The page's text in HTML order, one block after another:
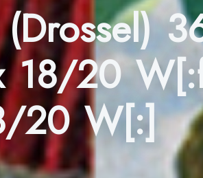
(Drossel)
18/20
20 W[:]